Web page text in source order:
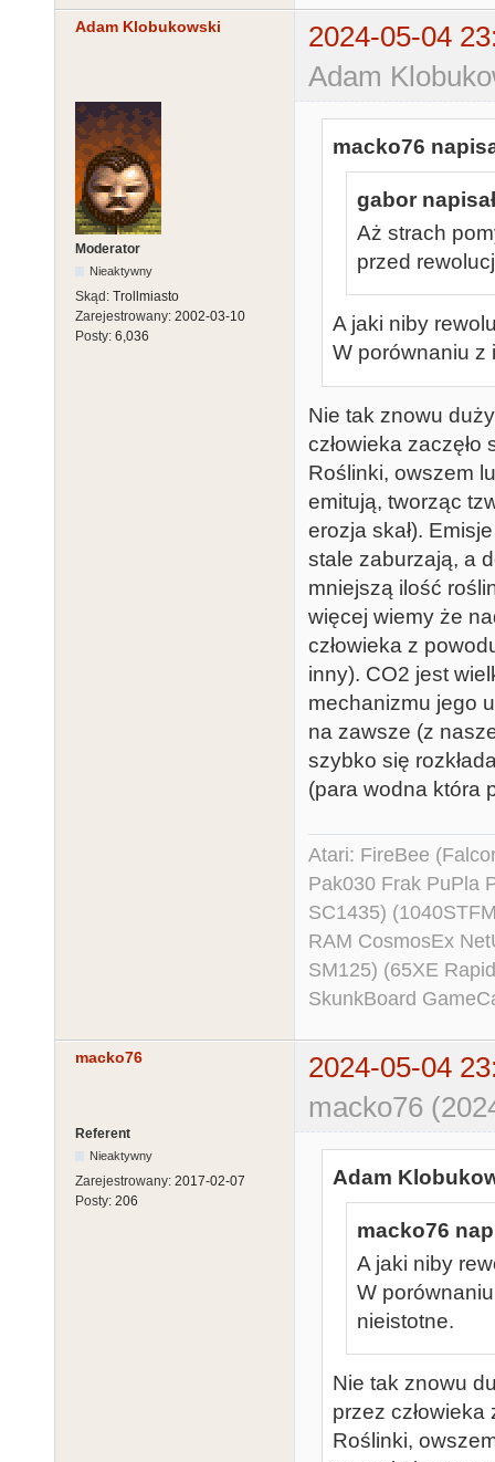
Adam Klobukowski
2024-05-04
Adam
Moderator
Nieaktywny
Skąd: Trollmiasto
Zarejestrowany: 2002-03-10
Posty: 6,036
macko76
gabor
Aż strach
przed
A jaki niby
W porównaniu z
Nie tak znowu
człowieka
Roślinki, owszem
emitują, tworząc
erozja skał).
stale zaburzają, a
mniejszą ilość
więcej wiemy że
człowieka z
inny). CO2 jest
mechanizmu jego
na zawsze (z
szybko się
(para wodna która
Atari: FireBee
Pak030 Frak PuPla
SC1435)
RAM CosmosEx
SM125) (65XE
SkunkBoard
macko76
2024-05-04
macko76
Referent
Nieaktywny
Zarejestrowany: 2017-02-07
Posty: 206
Adam
macko76
A jaki niby
W
nieistotne.
Nie tak znowu
przez człowieka
Roślinki,